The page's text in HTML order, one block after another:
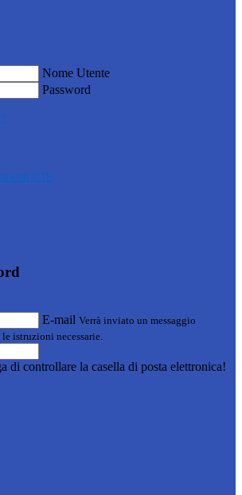
Nome Utente
Password
con CIE
E-mail Verrà inviato un messaggio
istruzioni necessarie.
di controllare la casella di posta elettronica!